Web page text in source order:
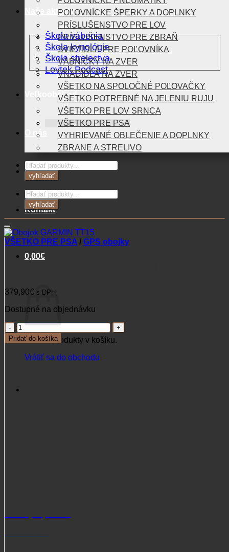
Naše aktivity
Škola vábenia
Škola kynológie
Škola strelectva
Lovtek Podcast
Veľkoobchod
O nás
Blog
Kontakt
0,00€
Žiadne produkty v košíku.
Vrátiť sa do obchodu
POĽOVNÍCKE ŠPERKY A DOPLNKY
PRÍSLUŠENSTVO PRE LOV
PRÍSLUŠENSTVO PRE ZBRAŇ
SVIETIDLÁ PRE POĽOVNÍKA
VÁBNIČKY NA ZVER
VNADIDLÁ NA ZVER
VŠETKO NA SPOLOČNÉ POĽOVAČKY
VŠETKO POTREBNÉ NA JELENIU RUJU
VŠETKO PRE LOV SRNCA
VŠETKO PRE PSA
VYHRIEVANÉ OBLEČENIE A DOPLNKY
ZBRANE A STRELIVO
Products
search
vyhľadať
Products
search
vyhľadať
VŠETKO PRE PSA / GPS obojky
379,90€ s DPH
Dostupné na objednávku
množstvo
Obojok
GARMIN
TT15
Pridať do košíka